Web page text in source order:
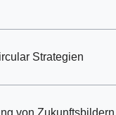
Strategien